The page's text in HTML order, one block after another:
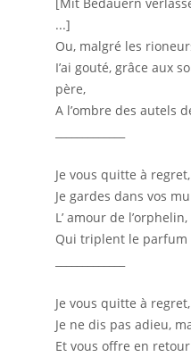
...]
Ou, malgré les
I’ai gouté, grâce aux
père,
A l’ombre des autels
Je vous quitte à
Je gardes dans vos
L’ amour de
Qui triplent le parfum
Je vous quitte à
Je ne dis pas adieu,
Et vous offre en